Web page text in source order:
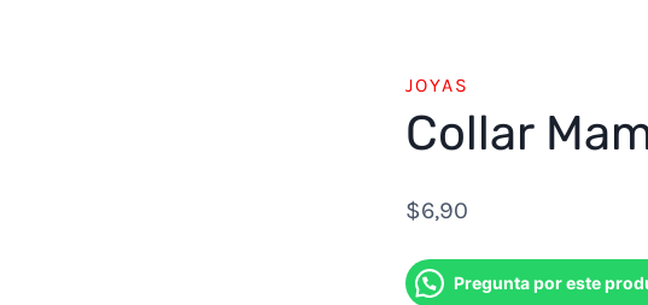
JOYAS
Collar
$6,90
Pregunta por este